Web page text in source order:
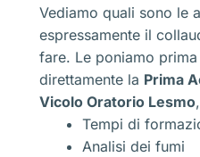
Vediamo quali sono le
espressamente il
fare. Le poniamo
direttamente la Prima
Vicolo Oratorio Lesmo
Tempi di
Analisi dei fumi